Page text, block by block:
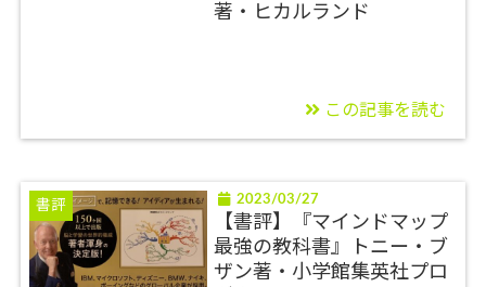
著・ヒカルランド
この記事を読む
書評 2023/03/27
【書評】『マインドマップ
最強の教科書』トニー・ブ
ザン著・小学館集英社プロ